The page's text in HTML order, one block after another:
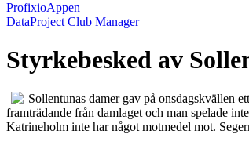
ProfixioAppen
DataProject Club Manager
Styrkebesked av
Sollentunas damer gav på onsdagskvällen
framträdande från damlaget och man spelade
Katrineholm inte har något motmedel mot.